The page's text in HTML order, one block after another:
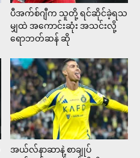
ပီအက်စ်ဂျီက သူတို့ ရင်ဆိုင်ခဲ့ရသ
မျှထဲ အကောင်းဆုံး အသင်းလို့
ရောဘတ်ဆန် ဆို
အယ်လ်နာဆာနဲ့ စာချုပ်